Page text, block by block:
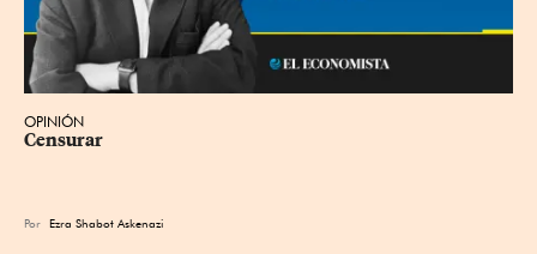
OPINIÓN
Censurar
Por Ezra Shabot Askenazi